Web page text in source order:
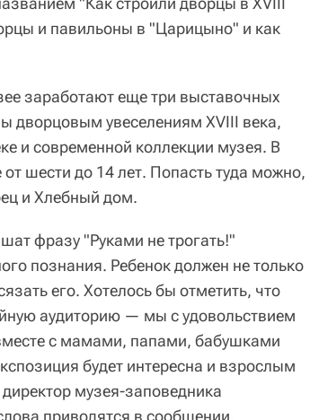
и павильоны в "Царицыно" и как
заработают еще три выставочных
дворцовым увеселениям XVIII века,
и современной коллекции музея. В
шести до 14 лет. Попасть туда можно,
и Хлебный дом.
фразу "Руками не трогать!"
познания. Ребенок должен не только
его. Хотелось бы отметить, что
аудиторию — мы с удовольствием
с мамами, папами, бабушками
будет интересна и взрослым
музея-заповедника
приводятся в сообщении.